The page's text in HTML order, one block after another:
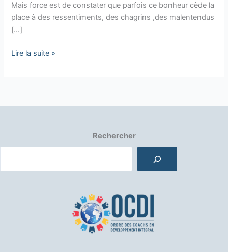
Mais force est de constater que parfois ce bonheur cède la
place à des ressentiments, des chagrins ,des malentendus
[…]
Lire la suite »
Rechercher